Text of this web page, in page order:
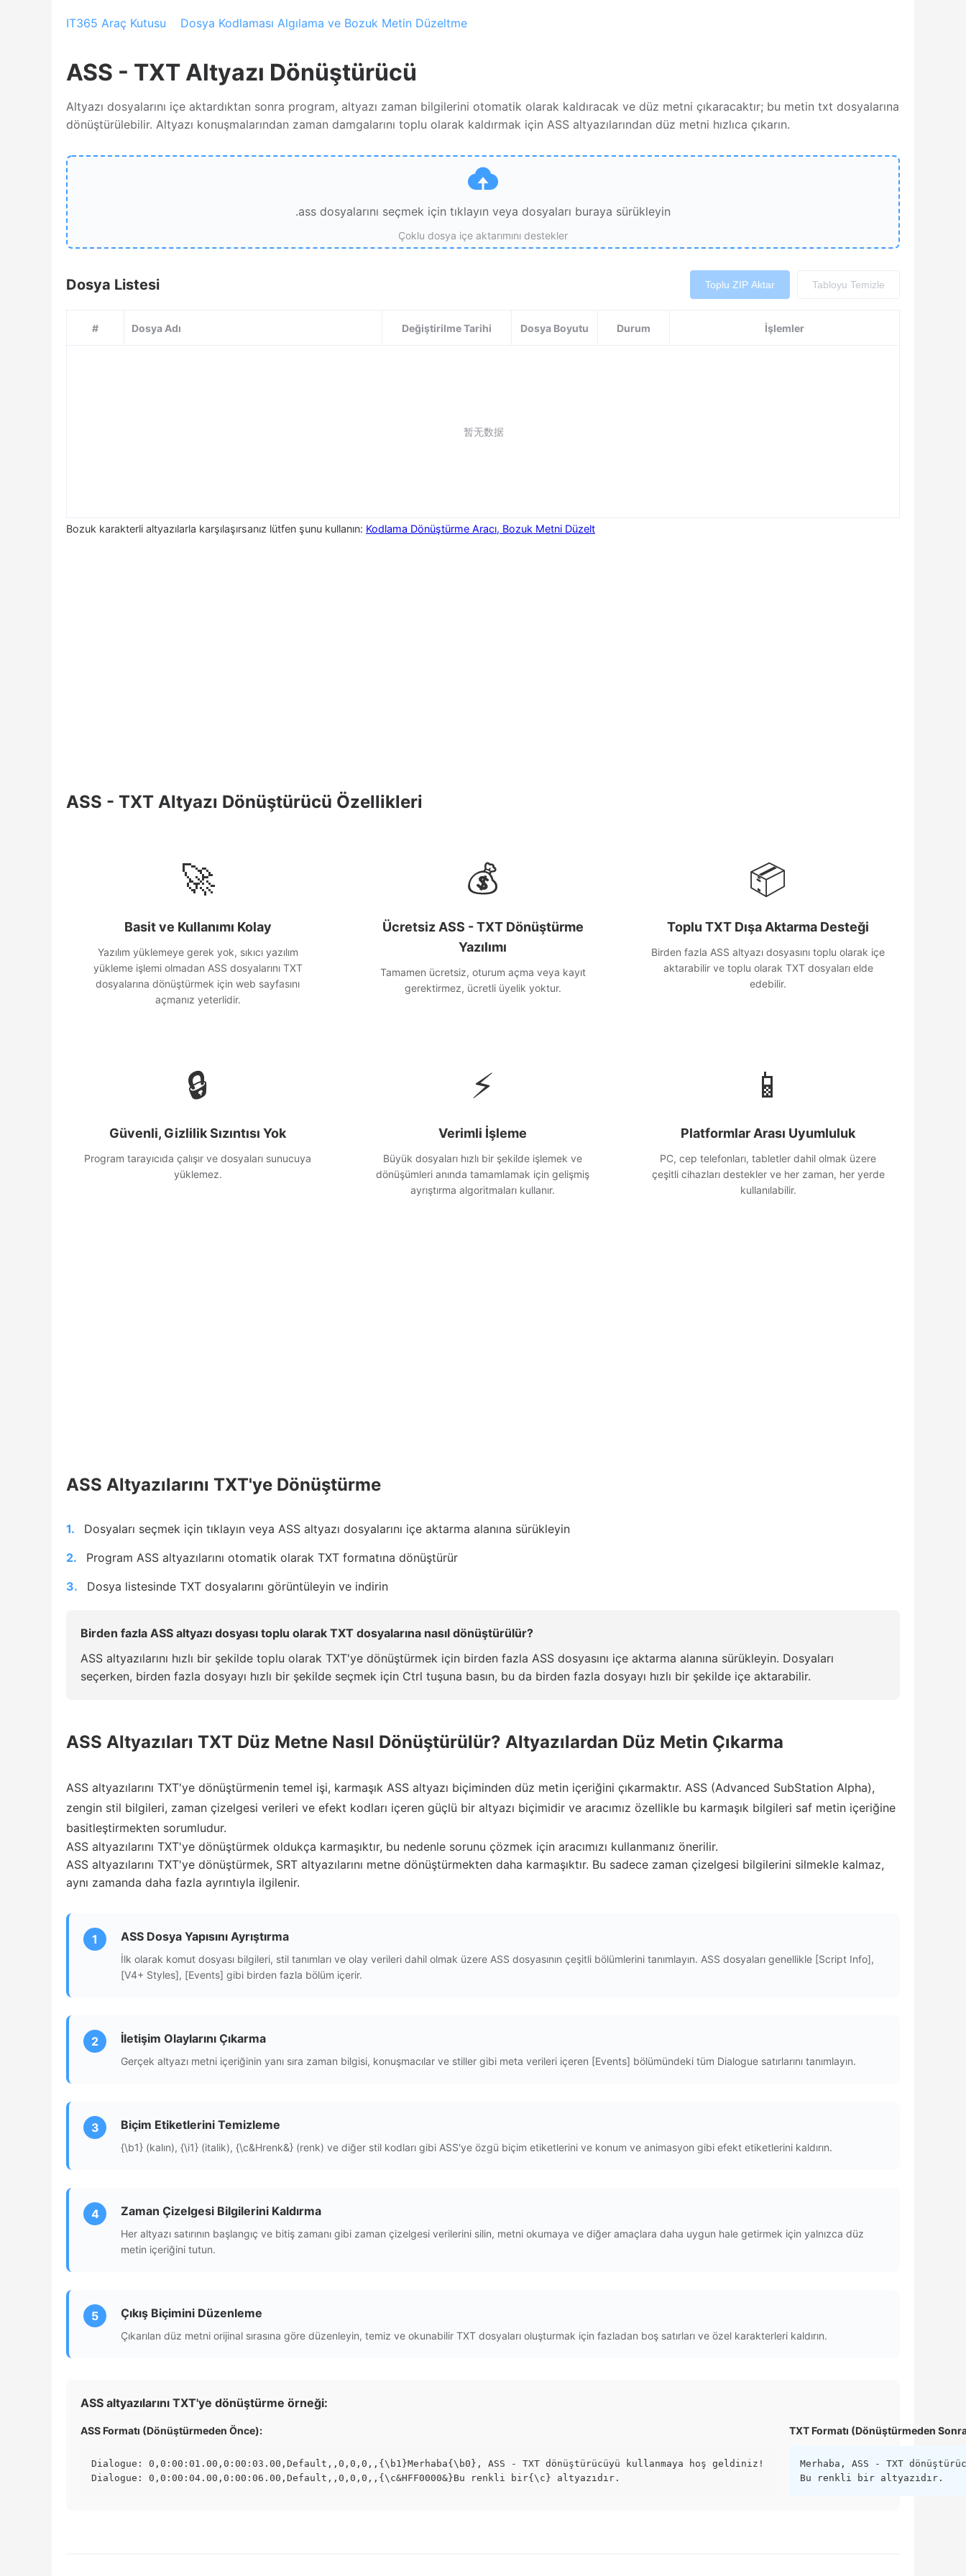
IT365 Araç Kutusu Dosya Kodlaması Algılama ve Bozuk Metin Düzeltme
ASS - TXT Altyazı Dönüştürücü
Altyazı dosyalarını içe aktardıktan sonra program, altyazı zaman bilgilerini otomatik olarak kaldıracak ve düz metni çıkaracaktır; bu metin txt dosyalarına
dönüştürülebilir. Altyazı konuşmalarından zaman damgalarını toplu olarak kaldırmak için ASS altyazılarından düz metni hızlıca çıkarın.
.ass dosyalarını seçmek için tıklayın veya dosyaları buraya sürükleyin
Çoklu dosya içe aktarımını destekler
Dosya Listesi Toplu ZIP Aktar Tabloyu Temizle
# Dosya Adı Değiştirilme Tarihi Dosya Boyutu Durum İşlemler
暂无数据
Bozuk karakterli altyazılarla karşılaşırsanız lütfen şunu kullanın: Kodlama Dönüştürme Aracı, Bozuk Metni Düzelt
ASS - TXT Altyazı Dönüştürücü Özellikleri
🚀
Basit ve Kullanımı Kolay
Yazılım yüklemeye gerek yok, sıkıcı yazılım
yükleme işlemi olmadan ASS dosyalarını TXT
dosyalarına dönüştürmek için web sayfasını
açmanız yeterlidir.
💰
Ücretsiz ASS - TXT Dönüştürme
Yazılımı
Tamamen ücretsiz, oturum açma veya kayıt
gerektirmez, ücretli üyelik yoktur.
📦
Toplu TXT Dışa Aktarma Desteği
Birden fazla ASS altyazı dosyasını toplu olarak içe
aktarabilir ve toplu olarak TXT dosyaları elde
edebilir.
🔒
Güvenli, Gizlilik Sızıntısı Yok
Program tarayıcıda çalışır ve dosyaları sunucuya
yüklemez.
⚡
Verimli İşleme
Büyük dosyaları hızlı bir şekilde işlemek ve
dönüşümleri anında tamamlamak için gelişmiş
ayrıştırma algoritmaları kullanır.
📱
Platformlar Arası Uyumluluk
PC, cep telefonları, tabletler dahil olmak üzere
çeşitli cihazları destekler ve her zaman, her yerde
kullanılabilir.
ASS Altyazılarını TXT'ye Dönüştürme
1.
Dosyaları seçmek için tıklayın veya ASS altyazı dosyalarını içe aktarma alanına sürükleyin
2.
Program ASS altyazılarını otomatik olarak TXT formatına dönüştürür
3.
Dosya listesinde TXT dosyalarını görüntüleyin ve indirin
Birden fazla ASS altyazı dosyası toplu olarak TXT dosyalarına nasıl dönüştürülür?
ASS altyazılarını hızlı bir şekilde toplu olarak TXT'ye dönüştürmek için birden fazla ASS dosyasını içe aktarma alanına sürükleyin. Dosyaları
seçerken, birden fazla dosyayı hızlı bir şekilde seçmek için Ctrl tuşuna basın, bu da birden fazla dosyayı hızlı bir şekilde içe aktarabilir.
ASS Altyazıları TXT Düz Metne Nasıl Dönüştürülür? Altyazılardan Düz Metin Çıkarma
ASS altyazılarını TXT'ye dönüştürmenin temel işi, karmaşık ASS altyazı biçiminden düz metin içeriğini çıkarmaktır. ASS (Advanced SubStation Alpha),
zengin stil bilgileri, zaman çizelgesi verileri ve efekt kodları içeren güçlü bir altyazı biçimidir ve aracımız özellikle bu karmaşık bilgileri saf metin içeriğine
basitleştirmekten sorumludur.
ASS altyazılarını TXT'ye dönüştürmek oldukça karmaşıktır, bu nedenle sorunu çözmek için aracımızı kullanmanız önerilir.
ASS altyazılarını TXT'ye dönüştürmek, SRT altyazılarını metne dönüştürmekten daha karmaşıktır. Bu sadece zaman çizelgesi bilgilerini silmekle kalmaz,
aynı zamanda daha fazla ayrıntıyla ilgilenir.
1 ASS Dosya Yapısını Ayrıştırma
İlk olarak komut dosyası bilgileri, stil tanımları ve olay verileri dahil olmak üzere ASS dosyasının çeşitli bölümlerini tanımlayın. ASS dosyaları genellikle [Script Info],
[V4+ Styles], [Events] gibi birden fazla bölüm içerir.
2 İletişim Olaylarını Çıkarma
Gerçek altyazı metni içeriğinin yanı sıra zaman bilgisi, konuşmacılar ve stiller gibi meta verileri içeren [Events] bölümündeki tüm Dialogue satırlarını tanımlayın.
3 Biçim Etiketlerini Temizleme
{\b1} (kalın), {\i1} (italik), {\c&Hrenk&} (renk) ve diğer stil kodları gibi ASS'ye özgü biçim etiketlerini ve konum ve animasyon gibi efekt etiketlerini kaldırın.
4 Zaman Çizelgesi Bilgilerini Kaldırma
Her altyazı satırının başlangıç ​​ve bitiş zamanı gibi zaman çizelgesi verilerini silin, metni okumaya ve diğer amaçlara daha uygun hale getirmek için yalnızca düz
metin içeriğini tutun.
5 Çıkış Biçimini Düzenleme
Çıkarılan düz metni orijinal sırasına göre düzenleyin, temiz ve okunabilir TXT dosyaları oluşturmak için fazladan boş satırları ve özel karakterleri kaldırın.
ASS altyazılarını TXT'ye dönüştürme örneği:
ASS Formatı (Dönüştürmeden Önce):
Dialogue: 0,0:00:01.00,0:00:03.00,Default,,0,0,0,,{\b1}Merhaba{\b0}, ASS - TXT dönüştürücüyü kullanmaya hoş geldiniz!
Dialogue: 0,0:00:04.00,0:00:06.00,Default,,0,0,0,,{\c&HFF0000&}Bu renkli bir{\c} altyazıdır.
TXT Formatı (Dönüştürmeden
Merhaba, ASS - TXT
Bu renkli bir altyazıdır.